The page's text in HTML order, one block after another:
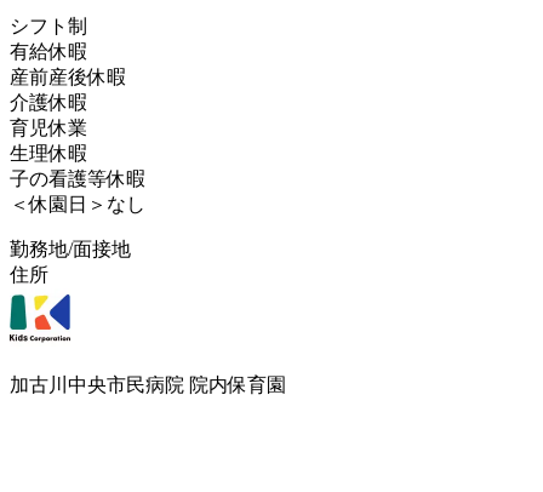
シフト制
有給休暇
産前産後休暇
介護休暇
育児休業
生理休暇
子の看護等休暇
＜休園日＞なし
勤務地/面接地
住所
加古川中央市民病院 院内保育園